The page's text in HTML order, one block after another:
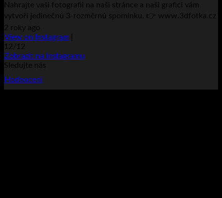
Nahrajte vaši fotografii na naši stránce a naši grafici vám
vytvoří jedinečnú 3-rozměrnú spomínku. 👉 www.3dfotka.cz
2 roky ago
View on Instagram
12/12
Zobrazit na Instagramu
Sledujte nás
Hodnocení